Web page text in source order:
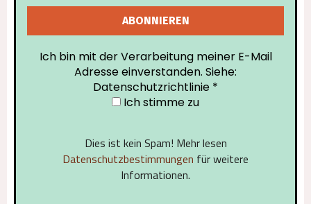
Ich bin mit der Verarbeitung meiner E-Mail
Adresse einverstanden. Siehe:
Datenschutzrichtlinie *
Ich stimme zu
Dies ist kein Spam! Mehr lesen
Datenschutzbestimmungen für weitere
Informationen.